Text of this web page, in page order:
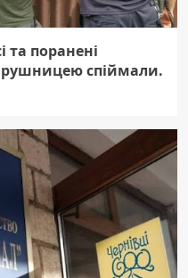
та поранені
рушницею спіймали.